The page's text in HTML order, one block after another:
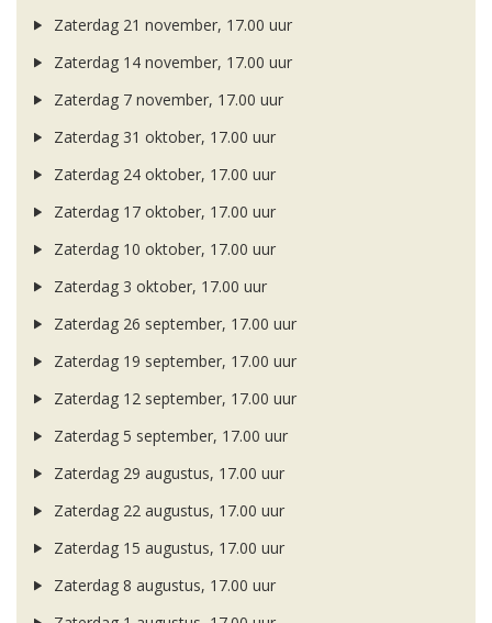
Zaterdag 21 november, 17.00 uur
Zaterdag 14 november, 17.00 uur
Zaterdag 7 november, 17.00 uur
Zaterdag 31 oktober, 17.00 uur
Zaterdag 24 oktober, 17.00 uur
Zaterdag 17 oktober, 17.00 uur
Zaterdag 10 oktober, 17.00 uur
Zaterdag 3 oktober, 17.00 uur
Zaterdag 26 september, 17.00 uur
Zaterdag 19 september, 17.00 uur
Zaterdag 12 september, 17.00 uur
Zaterdag 5 september, 17.00 uur
Zaterdag 29 augustus, 17.00 uur
Zaterdag 22 augustus, 17.00 uur
Zaterdag 15 augustus, 17.00 uur
Zaterdag 8 augustus, 17.00 uur